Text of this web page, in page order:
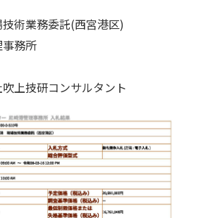
術業務委託(西宮港区)
務所
上技研コンサルタント